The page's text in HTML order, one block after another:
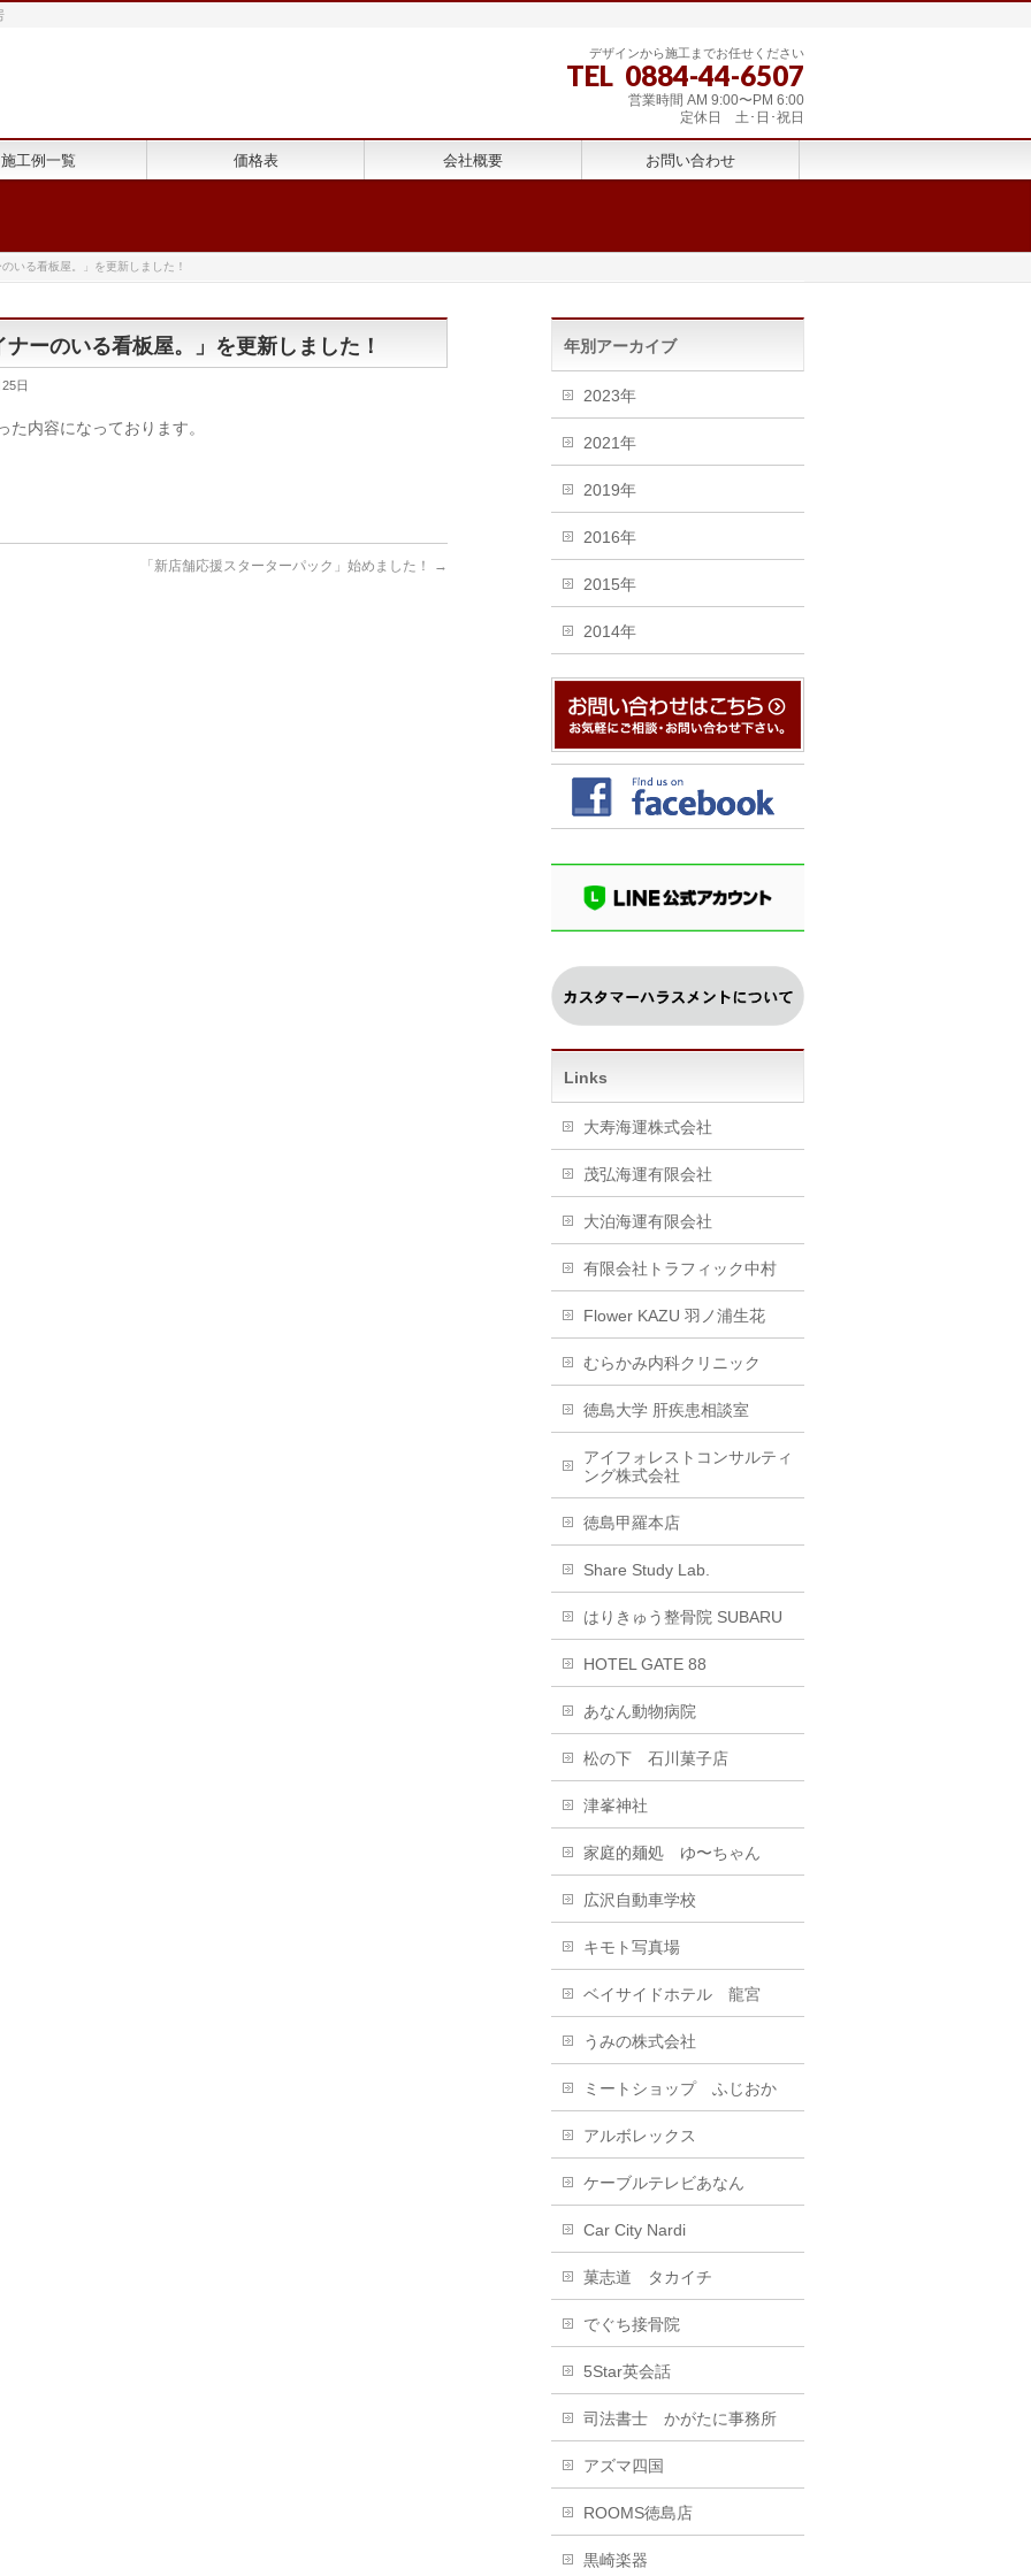
デザインから施工までお任せください
TEL 0884-44-6507
営業時間 AM 9:00〜PM 6:00
定休日 土･日･祝日
施工例一覧 価格表 会社概要 お問い合わせ
いる看板屋。」を更新しました！
ーのいる看板屋。」を更新しました！
日
内容になっております。
「新店舗応援スターターパック」始めました！ →
年別アーカイブ
2023年
2021年
2019年
2016年
2015年
2014年
Links
大寿海運株式会社
茂弘海運有限会社
大泊海運有限会社
有限会社トラフィック中村
Flower KAZU 羽ノ浦生花
むらかみ内科クリニック
徳島大学 肝疾患相談室
アイフォレストコンサルティ
ング株式会社
徳島甲羅本店
Share Study Lab.
はりきゅう整骨院 SUBARU
HOTEL GATE 88
あなん動物病院
松の下 石川菓子店
津峯神社
家庭的麺処 ゆ〜ちゃん
広沢自動車学校
キモト写真場
ベイサイドホテル 龍宮
うみの株式会社
ミートショップ ふじおか
アルボレックス
ケーブルテレビあなん
Car City Nardi
菓志道 タカイチ
でぐち接骨院
5Star英会話
司法書士 かがたに事務所
アズマ四国
ROOMS徳島店
黒崎楽器